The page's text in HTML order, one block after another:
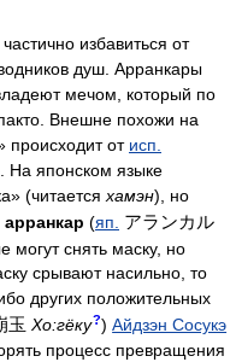
частично избавиться от
душ. Арранкары
мечом, который по
Внешне похожи на
от исп.
На японском языке
(читается хамэн), но
арранкар (яп. アランカル
могут снять маску, но
срывают насильно, то
других положительных
玉 Хо:гёку?)Айдзэн Сосукэ
процесс превращения